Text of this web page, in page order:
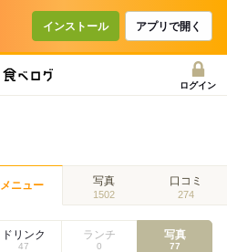
インストール アプリで開く
ログイン
メニュー 写真
1502
口コミ
274
ドリンク
47
ランチ
0
写真
77